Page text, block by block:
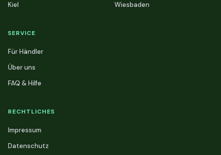
Kiel
Wiesbaden
SERVICE
Für Händler
Über uns
FAQ & Hilfe
RECHTLICHES
Impressum
Datenschutz